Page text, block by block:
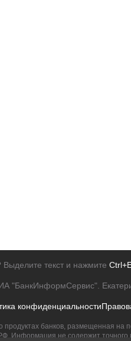
текст и нажмите
"БанкИнформСервис".
конфиденциальности
банков, размещенная на
Информация не содержит точного